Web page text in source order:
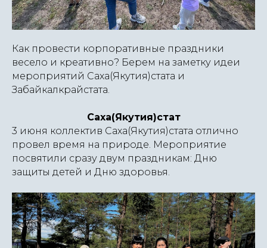
Как провести корпоративные праздники
весело и креативно? Берем на заметку идеи
мероприятий Саха(Якутия)стата и
Забайкалкрайстата.
Саха(Якутия)стат
3 июня коллектив Саха(Якутия)стата отлично
провел время на природе. Мероприятие
посвятили сразу двум праздникам: Дню
защиты детей и Дню здоровья.